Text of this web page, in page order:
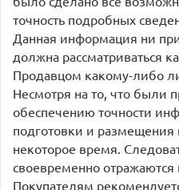
точность подробных
Данная информация ни
должна рассматриваться
Продавцом какому-либо
Несмотря на то, что были
обеспечению точности
подготовки и
некоторое время.
своевременно отражаются
Покупателям